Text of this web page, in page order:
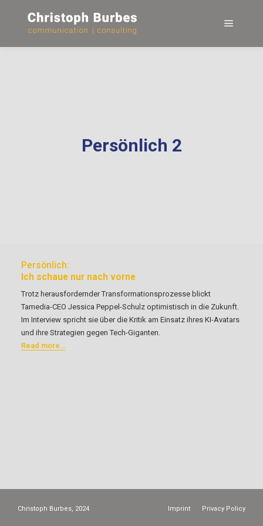
Persönlich 2
Persönlich:
Ich schaue nur nach vorne
Trotz herausfordernder Transformationsprozesse blickt
Tamedia-CEO Jessica Peppel-Schulz optimistisch in die Zukunft.
Im Interview spricht sie über die Kritik am Einsatz ihres KI-Avatars
und ihre Strategien gegen Tech-Giganten.
Read more…
Christoph Burbes, 2024 Imprint Privacy Policy